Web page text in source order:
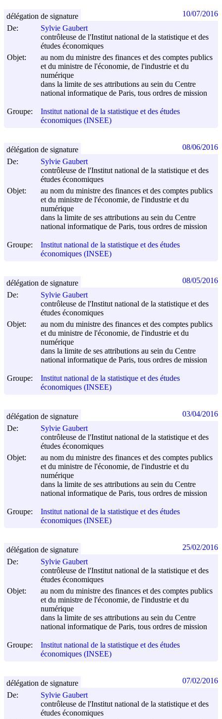
De:
Sylvie Gaubert
contrôleuse de l'Institut national de la statistique et des
études économiques
Objet:
au nom du ministre des finances et des comptes publics
et du ministre de l'économie, de l'industrie et du
numérique
dans la limite de ses attributions au sein du Centre
national informatique de Paris, tous ordres de mission
Groupe:
Institut national de la statistique et des études
économiques (INSEE)
délégation de signature 10/07/2016
De:
Sylvie Gaubert
contrôleuse de l'Institut national de la statistique et des
études économiques
Objet:
au nom du ministre des finances et des comptes publics
et du ministre de l'économie, de l'industrie et du
numérique
dans la limite de ses attributions au sein du Centre
national informatique de Paris, tous ordres de mission
Groupe:
Institut national de la statistique et des études
économiques (INSEE)
délégation de signature 08/06/2016
De:
Sylvie Gaubert
contrôleuse de l'Institut national de la statistique et des
études économiques
Objet:
au nom du ministre des finances et des comptes publics
et du ministre de l'économie, de l'industrie et du
numérique
dans la limite de ses attributions au sein du Centre
national informatique de Paris, tous ordres de mission
Groupe:
Institut national de la statistique et des études
économiques (INSEE)
délégation de signature 08/05/2016
De:
Sylvie Gaubert
contrôleuse de l'Institut national de la statistique et des
études économiques
Objet:
au nom du ministre des finances et des comptes publics
et du ministre de l'économie, de l'industrie et du
numérique
dans la limite de ses attributions au sein du Centre
national informatique de Paris, tous ordres de mission
Groupe:
Institut national de la statistique et des études
économiques (INSEE)
délégation de signature 03/04/2016
De:
Sylvie Gaubert
contrôleuse de l'Institut national de la statistique et des
études économiques
Objet:
au nom du ministre des finances et des comptes publics
et du ministre de l'économie, de l'industrie et du
numérique
dans la limite de ses attributions au sein du Centre
national informatique de Paris, tous ordres de mission
Groupe:
Institut national de la statistique et des études
économiques (INSEE)
délégation de signature 25/02/2016
De:
Sylvie Gaubert
contrôleuse de l'Institut national de la statistique et des
études économiques
délégation de signature 07/02/2016